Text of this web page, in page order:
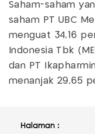
Saham-saham
saham PT UBC
menguat 34,16
Indonesia Tbk
dan PT
menanjak 29,65
Halaman :